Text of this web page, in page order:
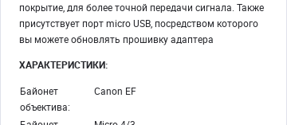
покрытие, для более точной передачи сигнала. Также
присутствует порт micro USB, посредством которого
вы можете обновлять прошивку адаптера
ХАРАКТЕРИСТИКИ:
Байонет
объектива:
Canon EF